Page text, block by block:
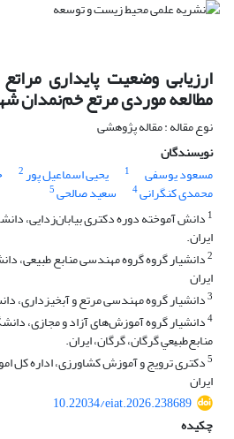
ارزیابی وضعیت پایداری
مطالعه موردی مرتع خم‌نمدان
نوع مقاله : مقاله پژوهشی
نویسندگان
مسعود یوسفی
1 یحیی اسماعیل پور2
محمدی کنگرانی4 سعید صالحی5
1 دانش آموخته دوره دکتری بیابان‌زدایی،
ایران.
2دانشیار گروه گروه مهندسی منابع طبیعی،
ایران
3دانشیار گروه مهندسی مرتع و آبخیزداری،
4دانشیار گروه‌ آموزش‌های آزاد و مجازی،
‌ﻣﻨﺎﺑﻊ‌ﻃﺒﻴﻌﻲ گرگان، گرگان، ایران.
5دکتری ترویج و آموزش کشاورزی، اداره کل
ایران
10.22034/eiat.2026.238689
چکیده